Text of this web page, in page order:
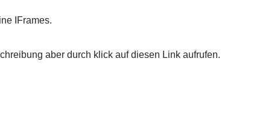
IFrames.
aber durch klick auf diesen Link aufrufen.